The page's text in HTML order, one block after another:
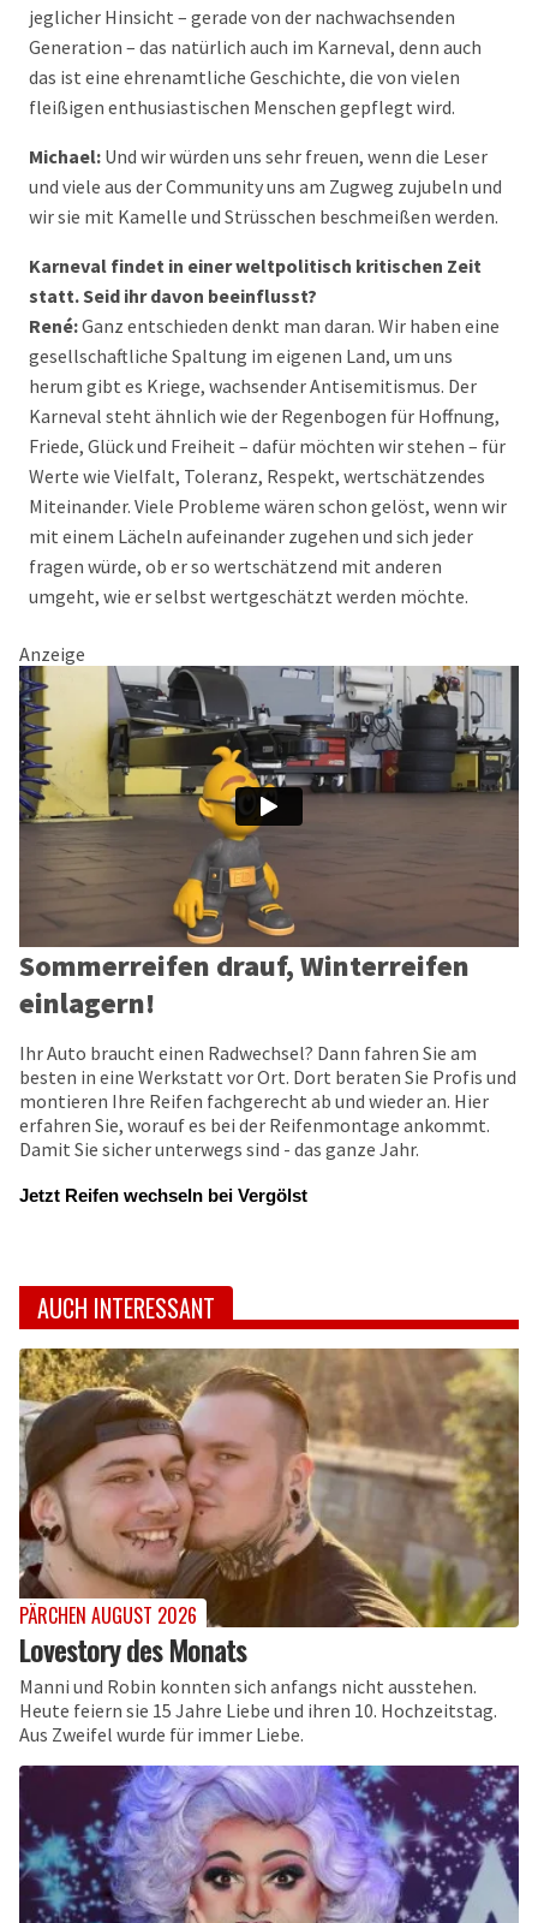
jeglicher Hinsicht – gerade von der nachwachsenden
Generation – das natürlich auch im Karneval, denn auch
das ist eine ehrenamtliche Geschichte, die von vielen
fleißigen enthusiastischen Menschen gepflegt wird.
Michael: Und wir würden uns sehr freuen, wenn die Leser
und viele aus der Community uns am Zugweg zujubeln und
wir sie mit Kamelle und Strüsschen beschmeißen werden.
Karneval findet in einer weltpolitisch kritischen Zeit
statt. Seid ihr davon beeinflusst?
René:Ganz entschieden denkt man daran. Wir haben eine
gesellschaftliche Spaltung im eigenen Land, um uns
herum gibt es Kriege, wachsender Antisemitismus. Der
Karneval steht ähnlich wie der Regenbogen für Hoffnung,
Friede, Glück und Freiheit – dafür möchten wir stehen – für
Werte wie Vielfalt, Toleranz, Respekt, wertschätzendes
Miteinander. Viele Probleme wären schon gelöst, wenn wir
mit einem Lächeln aufeinander zugehen und sich jeder
fragen würde, ob er so wertschätzend mit anderen
umgeht, wie er selbst wertgeschätzt werden möchte.
Anzeige
Sommerreifen drauf, Winterreifen
einlagern!
Ihr Auto braucht einen Radwechsel? Dann fahren Sie am
besten in eine Werkstatt vor Ort. Dort beraten Sie Profis und
montieren Ihre Reifen fachgerecht ab und wieder an. Hier
erfahren Sie, worauf es bei der Reifenmontage ankommt.
Damit Sie sicher unterwegs sind - das ganze Jahr.
Jetzt Reifen wechseln bei Vergölst
AUCH INTERESSANT
PÄRCHEN AUGUST 2026
Lovestory des Monats
Manni und Robin konnten sich anfangs nicht ausstehen.
Heute feiern sie 15 Jahre Liebe und ihren 10. Hochzeitstag.
Aus Zweifel wurde für immer Liebe.